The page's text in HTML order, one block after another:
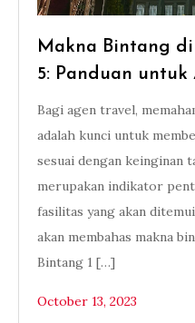
Makna Bintang
5: Panduan untuk
Bagi agen travel,
adalah kunci untuk
sesuai dengan keinginan
merupakan indikator
fasilitas yang akan
akan membahas makna
Bintang 1 […]
October 13, 2023